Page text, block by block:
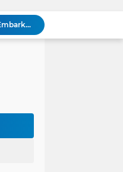
Gubernur dan Kapolda Gorontalo Kompak Dorong Percepatan Embarkasi Haji Penuh
Satker Polda Gorontalo Borong Penghargaan Treasury Award 2025 dari Kanwil DJPb
Riset Ilmiah Ungkap Dampak Kronis PETI di Pohuwato, Pencemaran Merkuri Kian Meluas